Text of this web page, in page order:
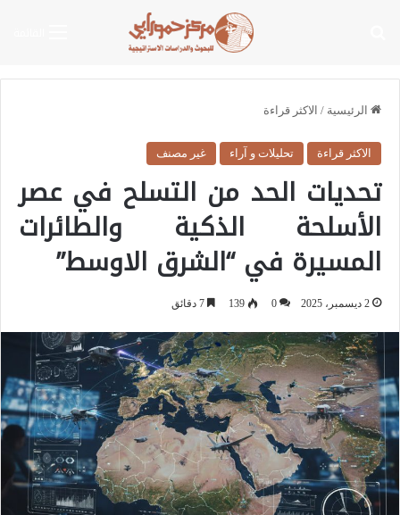
الرئيسية / الاكثر قراءة
الاكثر قراءة تحليلات و آراء غير مصنف
تحديات الحد من التسلح في عصر
الأسلحة الذكية والطائرات
المسيرة في “الشرق الاوسط”
2 ديسمبر، 2025 0
139